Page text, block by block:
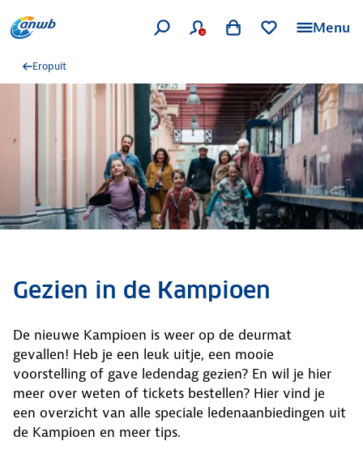
Menu
Eropuit
Gezien in de Kampioen
De nieuwe Kampioen is weer op de deurmat
gevallen! Heb je een leuk uitje, een mooie
voorstelling of gave ledendag gezien? En wil je hier
meer over weten of tickets bestellen? Hier vind je
een overzicht van alle speciale ledenaanbiedingen uit
de Kampioen en meer tips.